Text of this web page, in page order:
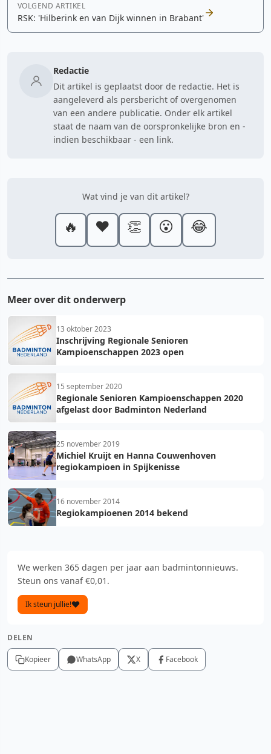
VOLGEND ARTIKEL
RSK: 'Hilberink en van Dijk winnen in Brabant'
Redactie
Dit artikel is geplaatst door de redactie. Het is
aangeleverd als persbericht of overgenomen
van een andere publicatie. Onder elk artikel
staat de naam van de oorspronkelijke bron en -
indien beschikbaar - een link.
Wat vind je van dit artikel?
🔥 ❤️ 👏 😮 😂
Meer over dit onderwerp
13 oktober 2023
Inschrijving Regionale Senioren
Kampioenschappen 2023 open
15 september 2020
Regionale Senioren Kampioenschappen 2020
afgelast door Badminton Nederland
25 november 2019
Michiel Kruijt en Hanna Couwenhoven
regiokampioen in Spijkenisse
16 november 2014
Regiokampioenen 2014 bekend
We werken 365 dagen per jaar aan badmintonnieuws.
Steun ons vanaf €0,01.
Ik steun jullie!
DELEN
Kopieer WhatsApp X Facebook